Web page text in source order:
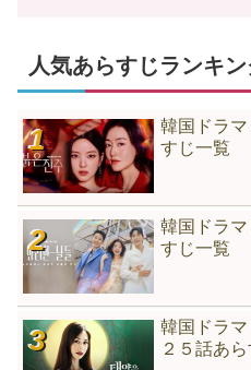
人気あらすじランキン
韓国ドラ
すじ一覧
韓国ドラ
すじ一覧
韓国ドラマ
２５話あ